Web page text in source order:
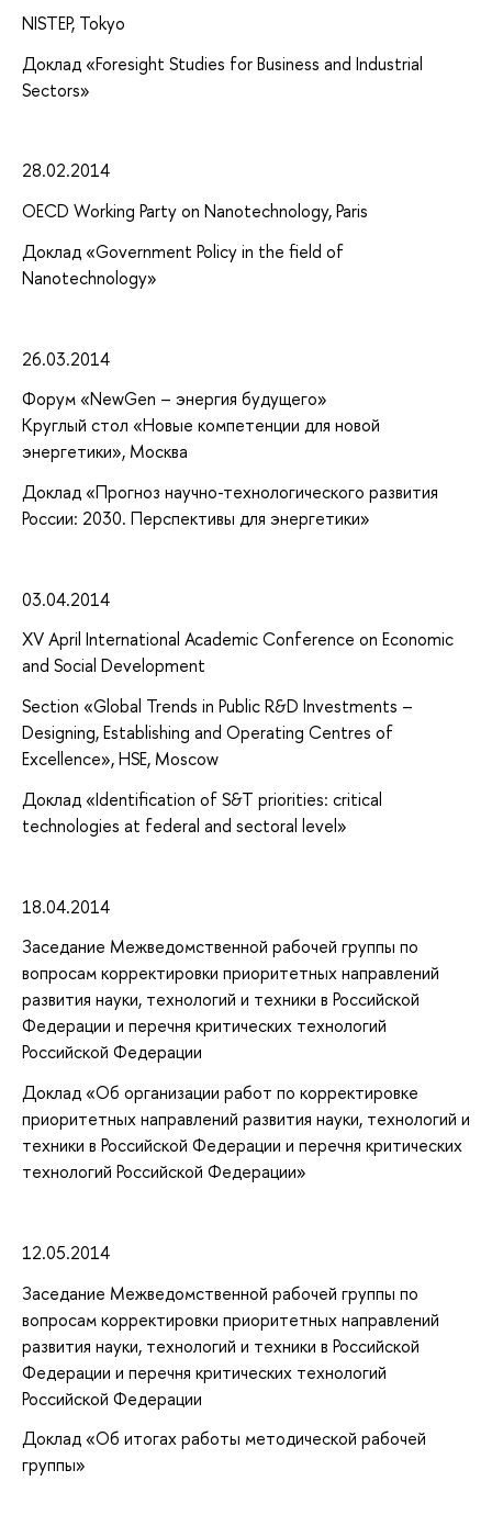
NISTEP, Tokyo
Доклад «Foresight Studies for Business and Industrial
Sectors»
28.02.2014
OECD Working Party on Nanotechnology, Paris
Доклад «Government Policy in the field of
Nanotechnology»
26.03.2014
Форум «NewGen – энергия будущего»
Круглый стол «Новые компетенции для новой
энергетики», Москва
Доклад «Прогноз научно-технологического развития
России: 2030. Перспективы для энергетики»
03.04.2014
XV April International Academic Conference on Economic
and Social Development
Section «Global Trends in Public R&D Investments –
Designing, Establishing and Operating Centres of
Excellence», HSE, Moscow
Доклад «Identification of S&T priorities: critical
technologies at federal and sectoral level»
18.04.2014
Заседание Межведомственной рабочей группы по
вопросам корректировки приоритетных направлений
развития науки, технологий и техники в Российской
Федерации и перечня критических технологий
Российской Федерации
Доклад «Об организации работ по корректировке
приоритетных направлений развития науки, технологий и
техники в Российской Федерации и перечня критических
технологий Российской Федерации»
12.05.2014
Заседание Межведомственной рабочей группы по
вопросам корректировки приоритетных направлений
развития науки, технологий и техники в Российской
Федерации и перечня критических технологий
Российской Федерации
Доклад «Об итогах работы методической рабочей
группы»